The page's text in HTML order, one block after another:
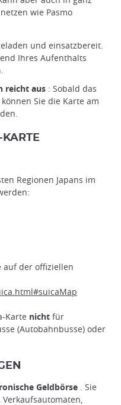
wie Pasmo
und einsatzbereit.
Ihres Aufenthalts
reicht aus : Sobald das
Sie die Karte am
KARTE
Regionen Japans im
auf der offiziellen
Karte nicht für
(Autobahnbusse) oder
Geldbörse . Sie